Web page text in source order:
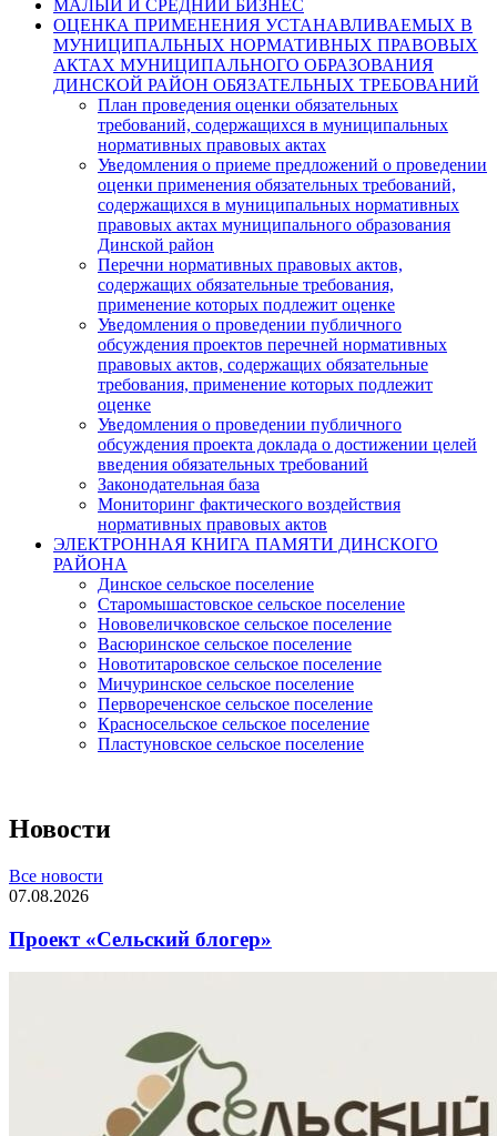
МАЛЫЙ И СРЕДНИЙ БИЗНЕС
ОЦЕНКА ПРИМЕНЕНИЯ УСТАНАВЛИВАЕМЫХ В
МУНИЦИПАЛЬНЫХ НОРМАТИВНЫХ ПРАВОВЫХ
АКТАХ МУНИЦИПАЛЬНОГО ОБРАЗОВАНИЯ
ДИНСКОЙ РАЙОН ОБЯЗАТЕЛЬНЫХ ТРЕБОВАНИЙ
План проведения оценки обязательных
требований, содержащихся в муниципальных
нормативных правовых актах
Уведомления о приеме предложений о проведении
оценки применения обязательных требований,
содержащихся в муниципальных нормативных
правовых актах муниципального образования
Динской район
Перечни нормативных правовых актов,
содержащих обязательные требования,
применение которых подлежит оценке
Уведомления о проведении публичного
обсуждения проектов перечней нормативных
правовых актов, содержащих обязательные
требования, применение которых подлежит
оценке
Уведомления о проведении публичного
обсуждения проекта доклада о достижении целей
введения обязательных требований
Законодательная база
Мониторинг фактического воздействия
нормативных правовых актов
ЭЛЕКТРОННАЯ КНИГА ПАМЯТИ ДИНСКОГО
РАЙОНА
Динское сельское поселение
Старомышастовское сельское поселение
Нововеличковское сельское поселение
Васюринское сельское поселение
Новотитаровское сельское поселение
Мичуринское сельское поселение
Первореченское сельское поселение
Красносельское сельское поселение
Пластуновское сельское поселение
Новости
Все новости
07.08.2026
Проект «Сельский блогер»